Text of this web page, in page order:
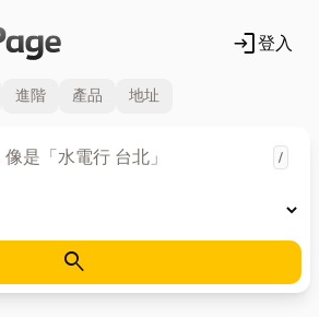
login登入
進階 產品 地址
/
search